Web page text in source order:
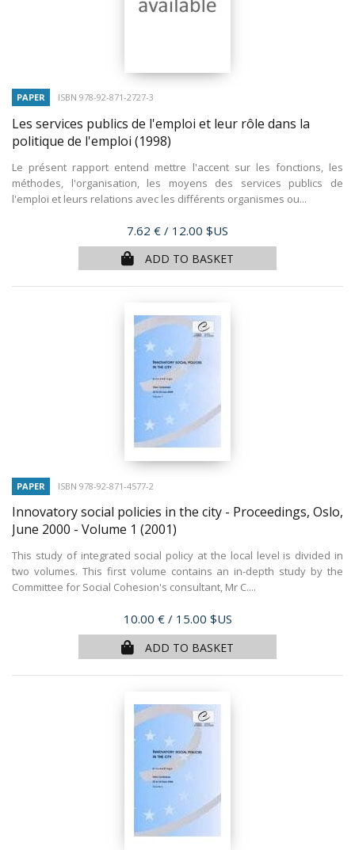
PAPER ISBN 978-92-871-2727-3
Les services publics de l'emploi et leur rôle dans la
politique de l'emploi (1998)
Le présent rapport entend mettre l'accent sur les fonctions, les
méthodes, l'organisation, les moyens des services publics de
l'emploi et leurs relations avec les différents organismes ou...
Price
7.62 € / 12.00 $US
ADD TO BASKET
PAPER ISBN 978-92-871-4577-2
Innovatory social policies in the city - Proceedings, Oslo,
June 2000 - Volume 1 (2001)
This study of integrated social policy at the local level is divided in
two volumes. This first volume contains an in-depth study by the
Committee for Social Cohesion's consultant, Mr C....
Price
10.00 € / 15.00 $US
ADD TO BASKET